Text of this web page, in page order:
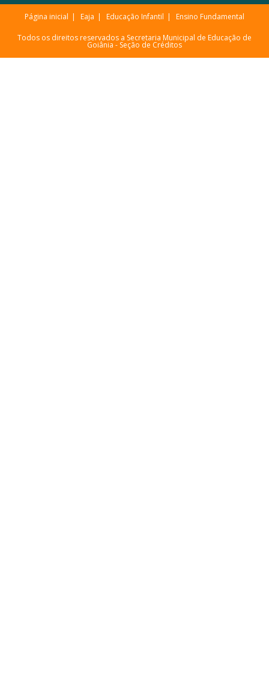
Página inicial Eaja Educação Infantil Ensino Fundamental
Todos os direitos reservados a Secretaria Municipal de Educação de
Goiânia - Seção de Créditos